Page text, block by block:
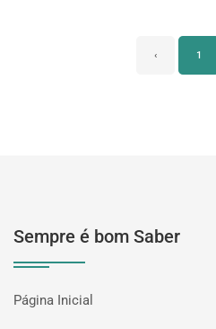
‹ 1
Sempre é bom Saber
Página Inicial